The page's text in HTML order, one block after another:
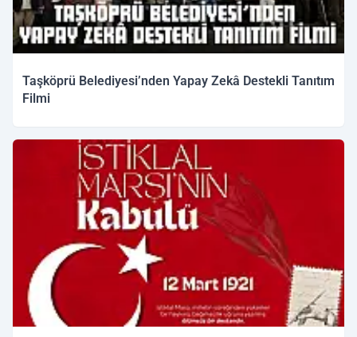
Taşköprü Belediyesi’nden Yapay Zekâ Destekli Tanıtım
Filmi